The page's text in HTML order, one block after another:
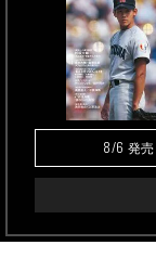
8/6 発売